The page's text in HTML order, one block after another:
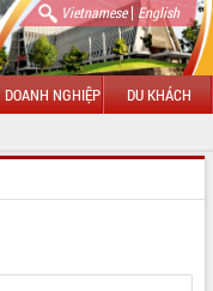
Vietnamese| English
DOANH NGHIỆP DU KHÁCH